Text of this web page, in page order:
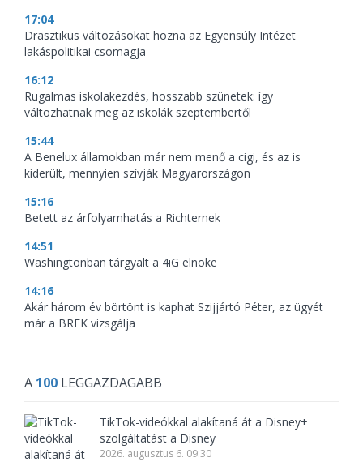
17:04
Drasztikus változásokat hozna az Egyensúly Intézet
lakáspolitikai csomagja
16:12
Rugalmas iskolakezdés, hosszabb szünetek: így
változhatnak meg az iskolák szeptembertől
15:44
A Benelux államokban már nem menő a cigi, és az is
kiderült, mennyien szívják Magyarországon
15:16
Betett az árfolyamhatás a Richternek
14:51
Washingtonban tárgyalt a 4iG elnöke
14:16
Akár három év börtönt is kaphat Szijjártó Péter, az ügyét
már a BRFK vizsgálja
A 100 LEGGAZDAGABB
TikTok-videókkal alakítaná át a Disney+
szolgáltatást a Disney
2026. augusztus 6. 09:30